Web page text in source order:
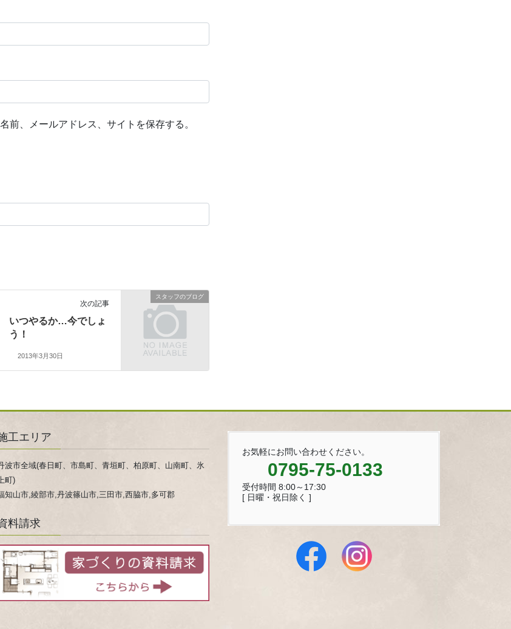
前、メールアドレス、サイトを保存する。
スタッフのブログ
次の記事
いつやるか…今でしょ
う！
2013年3月30日
工エリア
波市全域(春日町、市島町、青垣町、柏原町、山南町、氷
町)
知山市,綾部市,丹波篠山市,三田市,西脇市,多可郡
料請求
お気軽にお問い合わせください。
0795-75-0133
受付時間 8:00～17:30
[ 日曜・祝日除く ]